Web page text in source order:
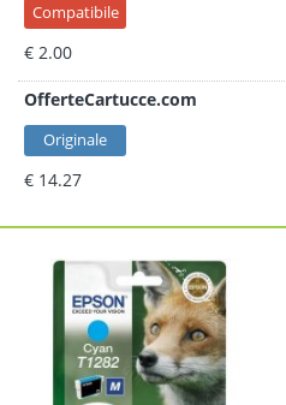
Compatibile
€ 2.00
OfferteCartucce.com
Originale
€ 14.27